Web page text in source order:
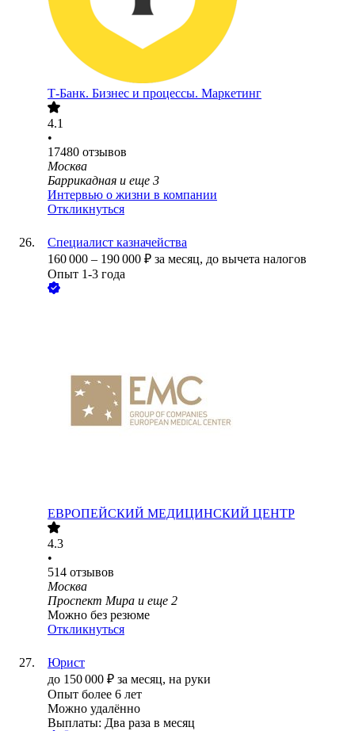
Т-Банк. Бизнес и процессы. Маркетинг
4.1
•
17480 отзывов
Москва
Баррикадная и еще 3
Интервью о жизни в компании
Откликнуться
Специалист казначейства
160 000 – 190 000 ₽ за месяц, до вычета налогов
Опыт 1-3 года
ЕВРОПЕЙСКИЙ МЕДИЦИНСКИЙ ЦЕНТР
4.3
•
514 отзывов
Москва
Проспект Мира и еще 2
Можно без резюме
Откликнуться
Юрист
до 150 000 ₽ за месяц, на руки
Опыт более 6 лет
Можно удалённо
Выплаты: Два раза в месяц